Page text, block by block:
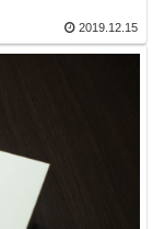
2019.12.15